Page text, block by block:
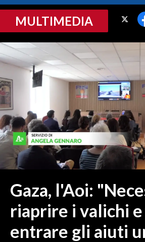
CRONACA SARDEGNA
PROVINCIA DI CAGLIARI
SULCIS IGLESIENTE
MEDIO CAMPIDANO
ORISTANO E PROVINCIA
SASSARI E PROVINCIA
GALLURA
NUORO E PROVINCIA
OGLIASTRA
ITALIA
MONDO
MULTIMEDIA
Gaza, l'Aoi:
riaprire i valichi
entrare gli aiuti